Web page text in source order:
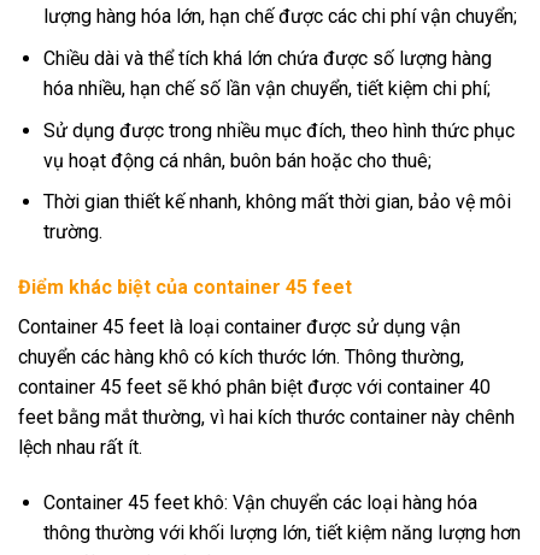
lượng hàng hóa lớn, hạn chế được các chi phí vận chuyển;
Chiều dài và thể tích khá lớn chứa được số lượng hàng
hóa nhiều, hạn chế số lần vận chuyển, tiết kiệm chi phí;
Sử dụng được trong nhiều mục đích, theo hình thức phục
vụ hoạt động cá nhân, buôn bán hoặc cho thuê;
Thời gian thiết kế nhanh, không mất thời gian, bảo vệ môi
trường.
Điểm khác biệt của container 45 feet
Container 45 feet là loại container được sử dụng vận
chuyển các hàng khô có kích thước lớn. Thông thường,
container 45 feet sẽ khó phân biệt được với container 40
feet bằng mắt thường, vì hai kích thước container này chênh
lệch nhau rất ít.
Container 45 feet khô: Vận chuyển các loại hàng hóa
thông thường với khối lượng lớn, tiết kiệm năng lượng hơn